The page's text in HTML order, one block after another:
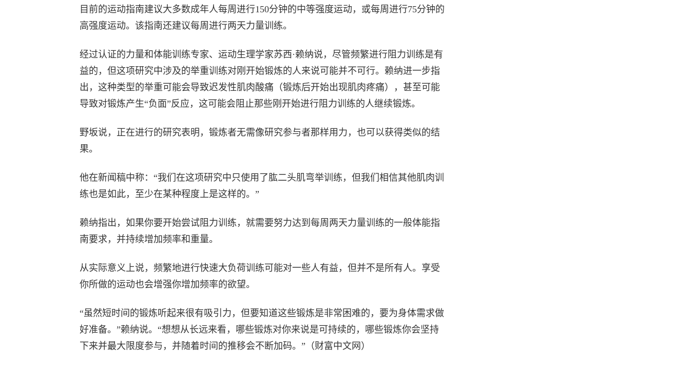
目前的运动指南建议大多数成年人每周进行150分钟的中等强度运动，或每周进行75分钟的
高强度运动。该指南还建议每周进行两天力量训练。
经过认证的力量和体能训练专家、运动生理学家苏西·赖纳说，尽管频繁进行阻力训练是有
益的，但这项研究中涉及的举重训练对刚开始锻炼的人来说可能并不可行。赖纳进一步指
出，这种类型的举重可能会导致迟发性肌肉酸痛（锻炼后开始出现肌肉疼痛），甚至可能
导致对锻炼产生“负面”反应，这可能会阻止那些刚开始进行阻力训练的人继续锻炼。
野坂说，正在进行的研究表明，锻炼者无需像研究参与者那样用力，也可以获得类似的结
果。
他在新闻稿中称：“我们在这项研究中只使用了肱二头肌弯举训练，但我们相信其他肌肉训
练也是如此，至少在某种程度上是这样的。”
赖纳指出，如果你要开始尝试阻力训练，就需要努力达到每周两天力量训练的一般体能指
南要求，并持续增加频率和重量。
从实际意义上说，频繁地进行快速大负荷训练可能对一些人有益，但并不是所有人。享受
你所做的运动也会增强你增加频率的欲望。
“虽然短时间的锻炼听起来很有吸引力，但要知道这些锻炼是非常困难的，要为身体需求做
好准备。”赖纳说。“想想从长远来看，哪些锻炼对你来说是可持续的，哪些锻炼你会坚持
下来并最大限度参与，并随着时间的推移会不断加码。”（财富中文网）